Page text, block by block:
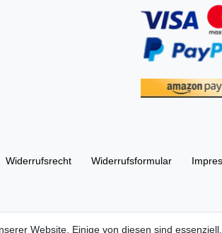
Widerrufs­recht Widerrufs­formular
Website. Einige von diesen sind